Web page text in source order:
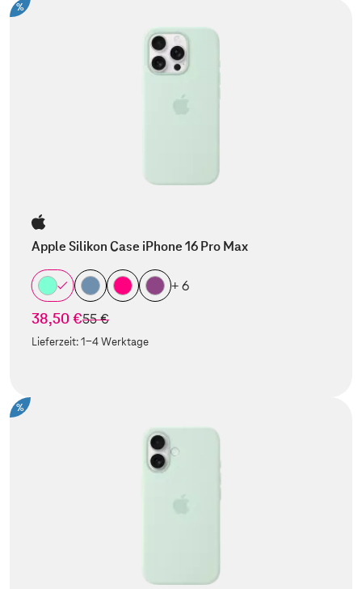
%
Apple Silikon Case iPhone 16 Pro Max
+ 6
38,50 €statt
55 €
Lieferzeit:1-4 Werktage
%